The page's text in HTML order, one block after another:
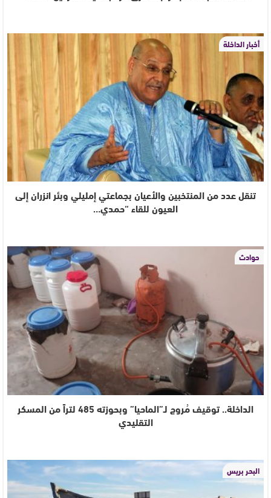
أخبار الداخلة
تنقل عدد من المنتخبين والأعيان بجماعتي إمليلي وبئر انزران إلى
العيون للقاء “حمدي…
حوادث
الداخلة.. توقيف مُروج لـ”الماحيا” وبحوزته 485 لتراً من المسكر
التقليدي
البحر بريس